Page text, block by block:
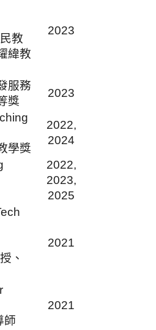
教
緯教
2023
服務
獎
2023
學獎
2022,
2024
2022,
2023,
2025
、
2021
師
2021